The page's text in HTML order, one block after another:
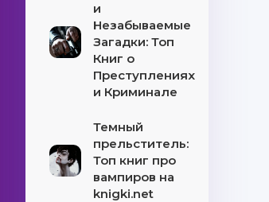
и
Незабываемые
Загадки: Топ
Книг о
Преступлениях
и Криминале
Темный
прельститель:
Топ книг про
вампиров на
knigki.net